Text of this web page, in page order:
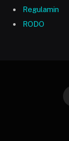
Regulamin
RODO